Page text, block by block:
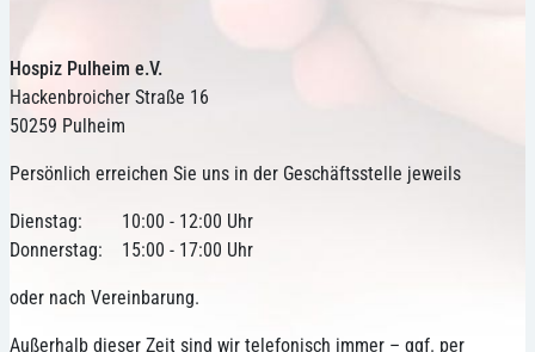
Hospiz Pulheim e.V.
Hackenbroicher Straße 16
50259 Pulheim
Persönlich erreichen Sie uns in der Geschäftsstelle jeweils
Dienstag:
10:00 - 12:00 Uhr
Donnerstag:
15:00 - 17:00 Uhr
oder nach Vereinbarung.
Außerhalb dieser Zeit sind wir telefonisch immer – ggf. per